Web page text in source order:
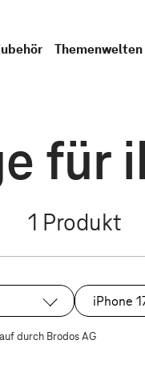
Themenwelten
für
1 Produkt
iPhone
durch Brodos AG